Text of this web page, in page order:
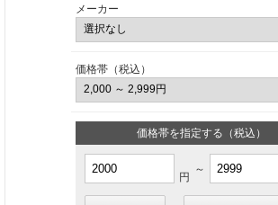
メーカー
価格帯（税込）
価格帯を指定する（税込）
円
～